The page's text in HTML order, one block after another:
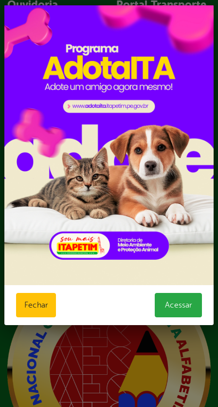
Ouvidoria
Acompanhar uma
Manifestação
Atendimento via WhatsApp
Competências da Ouvidoria
Dúvidas? Acesse o FAQ
Fazer uma Manifestação
Informações Importantes
Relatórios Anuais
Portal Transporte
Escolar
Contratos Administrativos
Despesas
I - Anexo I - Ficha de
Registro de Fornecedor -
Forma Indireta
II - Anexo II - Ficha de
Forma direta
III - Anexo III - Planilha
Orçamentária das Rotas
IV - Rotas georreferenciadas
em execução
Licitações
Termos Aditivos
V - Boletins de medição,
notas fiscais e comprovantes
de pagamento
VI - Relação de veículos
próprios, contendo
Fechar Acessar